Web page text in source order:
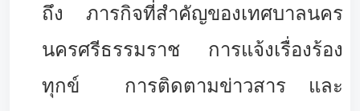
ถึง ภารกิจที่สำคัญของเทศบาลนคร
นครศรีธรรมราช การแจ้งเรื่องร้อง
ทุกข์ การติดตามข่าวสาร และ